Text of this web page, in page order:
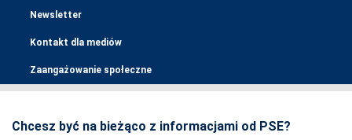
Newsletter
Kontakt dla mediów
Zaangażowanie społeczne
Chcesz być na bieżąco z informacjami od PSE?